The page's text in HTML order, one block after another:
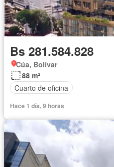
Bs 281.584.828
Cúa, Bolívar
88 m²
Cuarto de oficina
Hace 1 día, 9 horas